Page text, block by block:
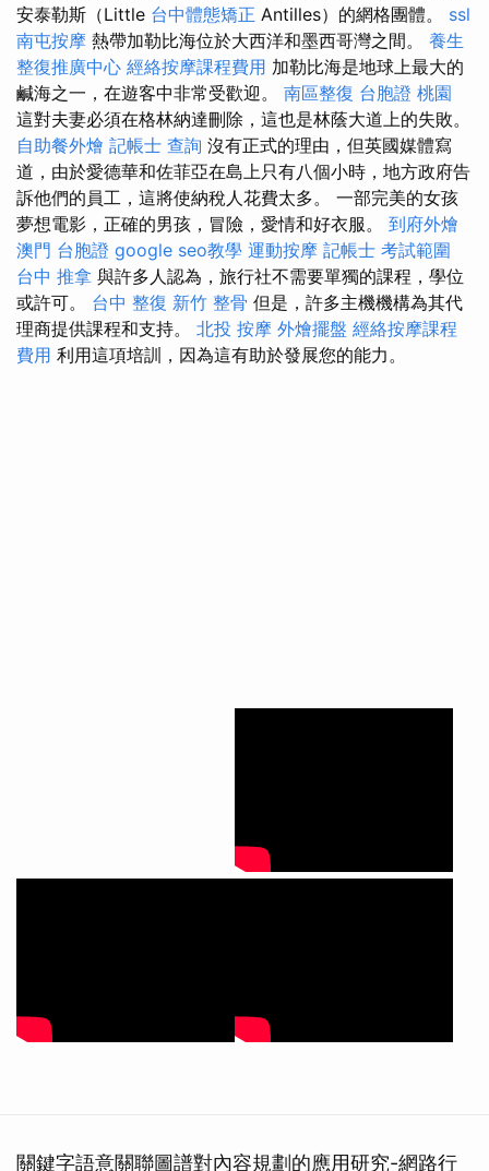
安泰勒斯（Little 台中體態矯正 Antilles）的網格團體。 ssl
南屯按摩 熱帶加勒比海位於大西洋和墨西哥灣之間。 養生
整復推廣中心 經絡按摩課程費用 加勒比海是地球上最大的
鹹海之一，在遊客中非常受歡迎。 南區整復 台胞證 桃園
這對夫妻必須在格林納達刪除，這也是林蔭大道上的失敗。
自助餐外燴 記帳士 查詢 沒有正式的理由，但英國媒體寫
道，由於愛德華和佐菲亞在島上只有八個小時，地方政府告
訴他們的員工，這將使納稅人花費太多。 一部完美的女孩
夢想電影，正確的男孩，冒險，愛情和好衣服。 到府外燴
澳門 台胞證 google seo教學 運動按摩 記帳士 考試範圍
台中 推拿 與許多人認為，旅行社不需要單獨的課程，學位
或許可。 台中 整復 新竹 整骨 但是，許多主機機構為其代
理商提供課程和支持。 北投 按摩 外燴擺盤 經絡按摩課程
費用 利用這項培訓，因為這有助於發展您的能力。
關鍵字語意關聯圖譜對內容規劃的應用研究-網路行